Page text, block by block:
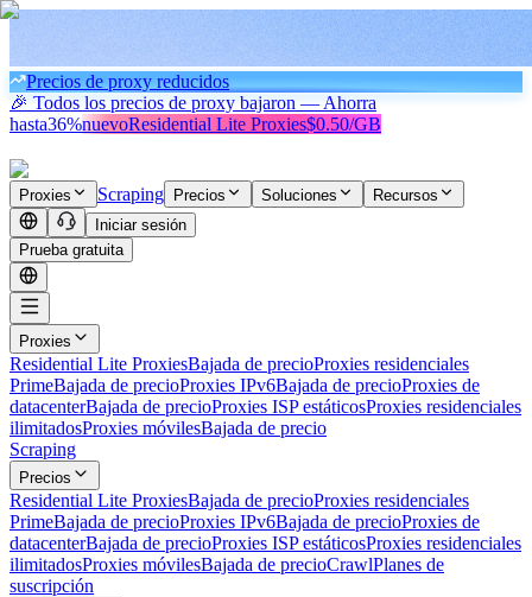
Precios de proxy reducidos
🎉 Todos los precios de proxy bajaron — Ahorra
hasta36%nuevoResidential Lite Proxies$0.50/GB
Proxies Scraping Precios Soluciones
Recursos
Iniciar sesión
Prueba gratuita
Proxies
Residential Lite ProxiesBajada de precioProxies residenciales
PrimeBajada de precioProxies IPv6Bajada de precioProxies de
datacenterBajada de precioProxies ISP estáticosProxies residenciales
ilimitadosProxies móvilesBajada de precio
Scraping
Precios
Residential Lite ProxiesBajada de precioProxies residenciales
PrimeBajada de precioProxies IPv6Bajada de precioProxies de
datacenterBajada de precioProxies ISP estáticosProxies residenciales
ilimitadosProxies móvilesBajada de precioCrawlPlanes de
suscripción